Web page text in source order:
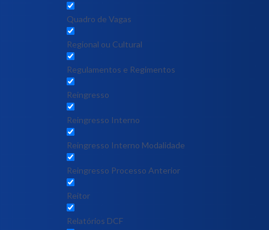
Quadro de Vagas
Regional ou Cultural
Regulamentos e Regimentos
Reingresso
Reingresso Interno
Reingresso Interno Modalidade
Reingresso Processo Anterior
Reitor
Relatórios DCF